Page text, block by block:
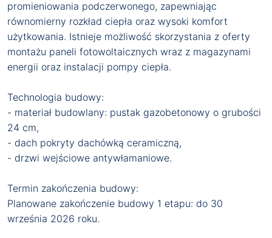
promieniowania podczerwonego, zapewniając
równomierny rozkład ciepła oraz wysoki komfort
użytkowania. Istnieje możliwość skorzystania z oferty
montażu paneli fotowoltaicznych wraz z magazynami
energii oraz instalacji pompy ciepła.
Technologia budowy:
- materiał budowlany: pustak gazobetonowy o grubości
24 cm,
- dach pokryty dachówką ceramiczną,
- drzwi wejściowe antywłamaniowe.
Termin zakończenia budowy:
Planowane zakończenie budowy 1 etapu: do 30
września 2026 roku.